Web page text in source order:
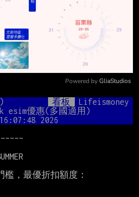
Mute
Powered by GliaStudios
看板
Lifeismoney
esim優惠(多國適用)
2026
檻，最優折扣額度：